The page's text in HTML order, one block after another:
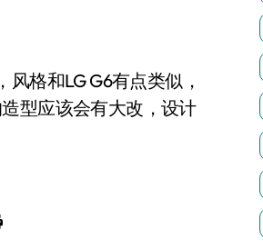
格和LG G6有点类似，
型应该会有大改，设计